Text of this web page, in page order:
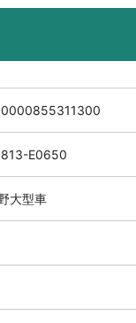
E0650
大型車